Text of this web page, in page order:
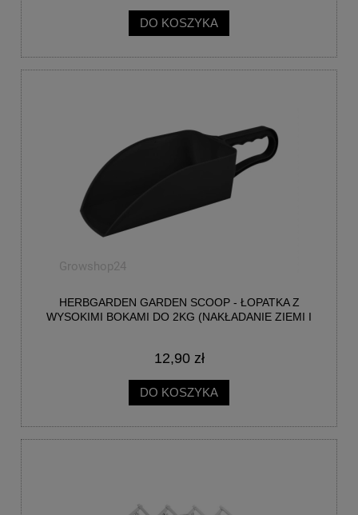
DO KOSZYKA
HERBGARDEN GARDEN SCOOP - ŁOPATKA Z
WYSOKIMI BOKAMI DO 2KG (NAKŁADANIE ZIEMI I
12,90 zł
DO KOSZYKA